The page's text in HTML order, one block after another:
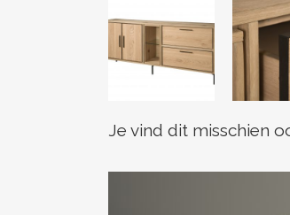
Je vind dit misschien